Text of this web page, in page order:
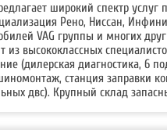
широкий спектр
Рено, Ниссан,
VAG группы и многих
из высококлассных
(дилерская диагностика, 6
станция заправки
двс). Крупный склад